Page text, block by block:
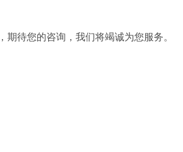
待您的咨询，我们将竭诚为您服务。